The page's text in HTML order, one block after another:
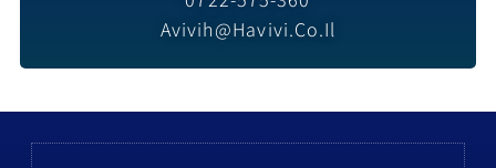
Avivih@havivi.co.il